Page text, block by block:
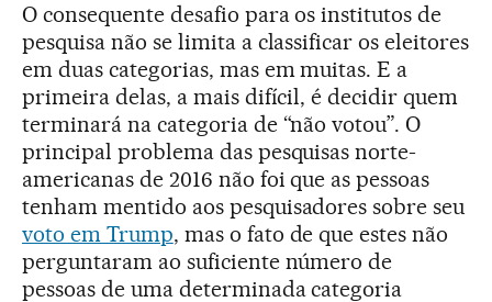
O consequente desafio para os institutos de
pesquisa não se limita a classificar os eleitores
em duas categorias, mas em muitas. E a
primeira delas, a mais difícil, é decidir quem
terminará na categoria de “não votou”. O
principal problema das pesquisas norte-
americanas de 2016 não foi que as pessoas
tenham mentido aos pesquisadores sobre seu
voto em Trump, mas o fato de que estes não
perguntaram ao suficiente número de
pessoas de uma determinada categoria